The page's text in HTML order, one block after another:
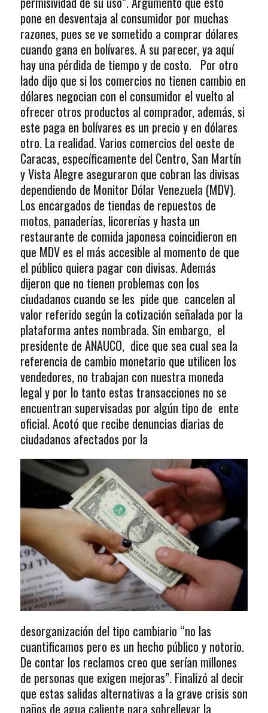
pone en desventaja al consumidor por muchas
razones, pues se ve sometido a comprar dólares
cuando gana en bolívares. A su parecer, ya aquí
hay una pérdida de tiempo y de costo. Por otro
lado dijo que si los comercios no tienen cambio en
dólares negocian con el consumidor el vuelto al
ofrecer otros productos al comprador, además, si
este paga en bolívares es un precio y en dólares
otro. La realidad. Varios comercios del oeste de
Caracas, específicamente del Centro, San Martín
y Vista Alegre aseguraron que cobran las divisas
dependiendo de Monitor Dólar Venezuela (MDV).
Los encargados de tiendas de repuestos de
motos, panaderías, licorerías y hasta un
restaurante de comida japonesa coincidieron en
que MDV es el más accesible al momento de que
el público quiera pagar con divisas. Además
dijeron que no tienen problemas con los
ciudadanos cuando se les pide que cancelen al
valor referido según la cotización señalada por la
plataforma antes nombrada. Sin embargo, el
presidente de ANAUCO, dice que sea cual sea la
referencia de cambio monetario que utilicen los
vendedores, no trabajan con nuestra moneda
legal y por lo tanto estas transacciones no se
encuentran supervisadas por algún tipo de ente
oficial. Acotó que recibe denuncias diarias de
ciudadanos afectados por la
desorganización del tipo cambiario “no las
cuantificamos pero es un hecho público y notorio.
De contar los reclamos creo que serían millones
de personas que exigen mejoras”. Finalizó al decir
que estas salidas alternativas a la grave crisis son
paños de agua caliente para sobrellevar la